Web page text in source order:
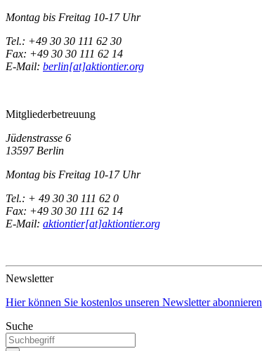
Montag bis Freitag 10-17 Uhr
Tel.: +49 30 30 111 62 30
Fax: +49 30 30 111 62 14
E-Mail: berlin[at]aktiontier.org
Mitgliederbetreuung
Jüdenstrasse 6
13597 Berlin
Montag bis Freitag 10-17 Uhr
Tel.: + 49 30 30 111 62 0
Fax: +49 30 30 111 62 14
E-Mail: aktiontier[at]aktiontier.org
Newsletter
Hier können Sie kostenlos unseren Newsletter abonnieren
Suche